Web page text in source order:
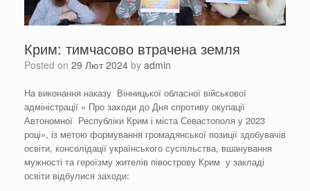
Крим: тимчасово втрачена земля
Posted on 29 Лют 2024 by admin
На виконання наказу Вінницької обласної військової
адміністрації « Про заходи до Дня спротиву окупації
Автономної Республіки Крим і міста Севастополя у 2023
році», із метою формування громадянської позиції здобувачів
освіти, консолідації українського суспільства, вшанування
мужності та героїзму жителів півострову Крим у закладі
освіти відбулися заходи: